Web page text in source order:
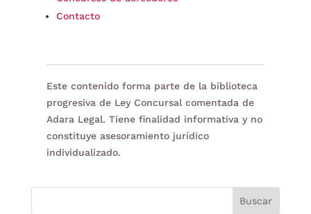
Contacto
Este contenido forma parte de la biblioteca
progresiva de Ley Concursal comentada de
Adara Legal. Tiene finalidad informativa y no
constituye asesoramiento jurídico
individualizado.